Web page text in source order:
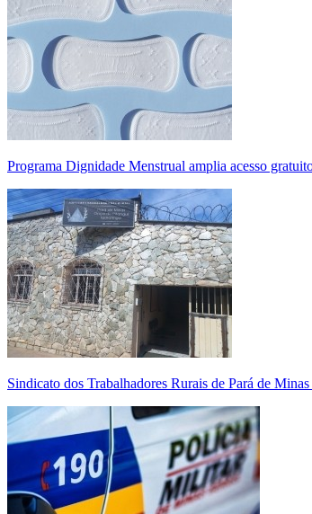
Programa Dignidade Menstrual amplia acesso
Sindicato dos Trabalhadores Rurais de Pará de